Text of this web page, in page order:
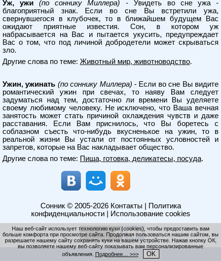
Уж, ужи (по соннику Миллера) - Увидеть во сне ужа -
благоприятный знак. Если во сне Вы встретили ужа,
свернувшегося в клубочек, то в ближайшем будущем Вас
ожидают приятные известия. Сон, в котором уж
набрасывается на Вас и пытается укусить, предупреждает
Вас о том, что под личиной добродетели может скрываться
зло.
Другие слова по теме: Животный мир, животноводство.
Ужин, ужинать (по соннику Миллера) - Если во сне Вы видите
романтический ужин при свечах, то наяву Вам следует
задуматься над тем, достаточно ли времени Вы уделяете
своему любимому человеку. Не исключено, что Ваша вечная
занятость может стать причиной охлаждения чувств и даже
расставания. Если Вам приснилось, что Вы боретесь с
соблазном съесть что-нибудь вкусненькое на ужин, то в
реальной жизни Вы устали от постоянных условностей и
запретов, которые на Вас накладывает общество.
Другие слова по теме: Пища, готовка, деликатесы, посуда.
Сонник© 2005-2026 Контакты
Политика
конфиденциальности| Использование cookies
Наш веб-сайт использует технологию куки (cookies), чтобы предоставить вам
больше комфорта при просмотре сайта. Продолжая пользоваться нашим сайтом, вы
разрешаете нашему сайту сохранять куки на вашем устройстве. Нажав кнопку ОК,
вы позволяете нашему веб-сайту показывать вам персонализированные
объявления. Подробнее… >>> OK